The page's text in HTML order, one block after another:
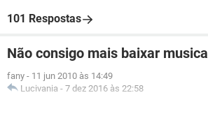
101 Respostas
Não consigo mais baixar
fany - 11 jun 2010 às 14:49
Lucivania - 7 dez 2016 às 22:58